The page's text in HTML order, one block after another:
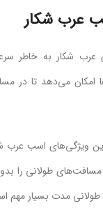
عرب شکار
شکار به خاطر
می‌دهد تا در
ویژگی‌های اسب عرب
طولانی را
طولانی مدت بسیار مهم